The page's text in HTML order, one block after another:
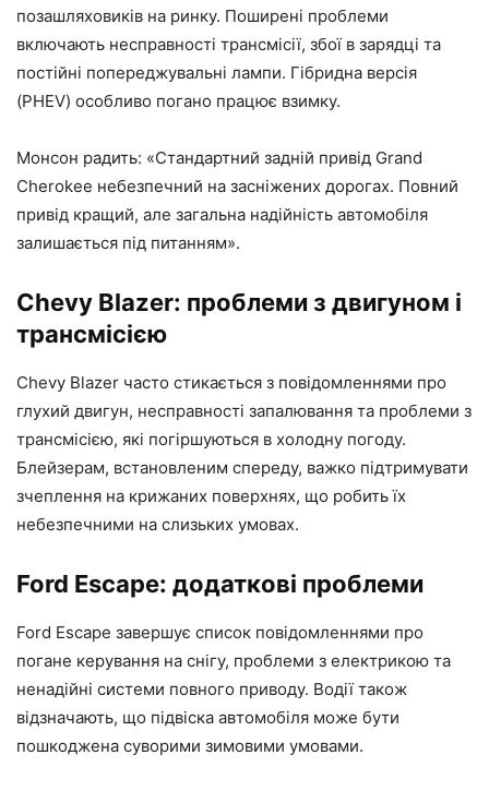
позашляховиків на ринку. Поширені проблеми
включають несправності трансмісії, збої в зарядці та
постійні попереджувальні лампи. Гібридна версія
(PHEV) особливо погано працює взимку.
Монсон радить: «Стандартний задній привід Grand
Cherokee небезпечний на засніжених дорогах. Повний
привід кращий, але загальна надійність автомобіля
залишається під питанням».
Chevy Blazer: проблеми з двигуном і
трансмісією
Chevy Blazer часто стикається з повідомленнями про
глухий двигун, несправності запалювання та проблеми з
трансмісією, які погіршуються в холодну погоду.
Блейзерам, встановленим спереду, важко підтримувати
зчеплення на крижаних поверхнях, що робить їх
небезпечними на слизьких умовах.
Ford Escape: додаткові проблеми
Ford Escape завершує список повідомленнями про
погане керування на снігу, проблеми з електрикою та
ненадійні системи повного приводу. Водії також
відзначають, що підвіска автомобіля може бути
пошкоджена суворими зимовими умовами.